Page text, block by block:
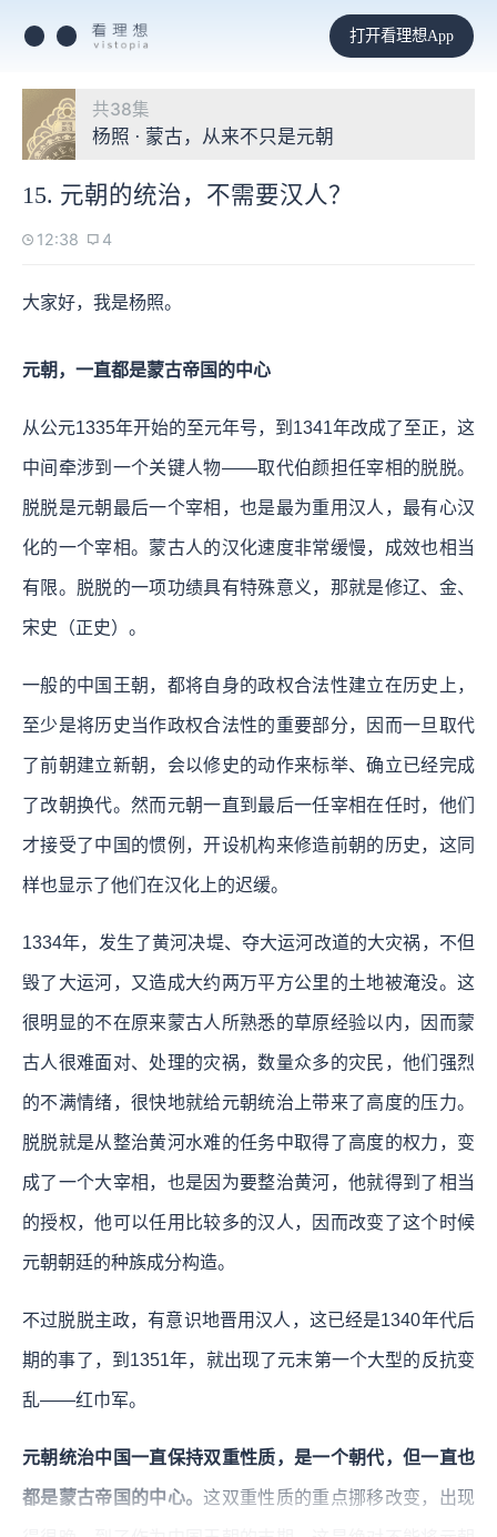
打开看理想App
共38集
杨照 · 蒙古，从来不只是元朝
15. 元朝的统治，不需要汉人？
12:38 4
大家好，我是杨照。
元朝，一直都是蒙古帝国的中心
从公元1335年开始的至元年号，到1341年改成了至正，这
中间牵涉到一个关键人物——取代伯颜担任宰相的脱脱。
脱脱是元朝最后一个宰相，也是最为重用汉人，最有心汉
化的一个宰相。蒙古人的汉化速度非常缓慢，成效也相当
有限。脱脱的一项功绩具有特殊意义，那就是修辽、金、
宋史（正史）。
一般的中国王朝，都将自身的政权合法性建立在历史上，
至少是将历史当作政权合法性的重要部分，因而一旦取代
了前朝建立新朝，会以修史的动作来标举、确立已经完成
了改朝换代。然而元朝一直到最后一任宰相在任时，他们
才接受了中国的惯例，开设机构来修造前朝的历史，这同
样也显示了他们在汉化上的迟缓。
1334年，发生了黄河决堤、夺大运河改道的大灾祸，不但
毁了大运河，又造成大约两万平方公里的土地被淹没。这
很明显的不在原来蒙古人所熟悉的草原经验以内，因而蒙
古人很难面对、处理的灾祸，数量众多的灾民，他们强烈
的不满情绪，很快地就给元朝统治上带来了高度的压力。
脱脱就是从整治黄河水难的任务中取得了高度的权力，变
成了一个大宰相，也是因为要整治黄河，他就得到了相当
的授权，他可以任用比较多的汉人，因而改变了这个时候
元朝朝廷的种族成分构造。
不过脱脱主政，有意识地晋用汉人，这已经是1340年代后
期的事了，到1351年，就出现了元末第一个大型的反抗变
乱——红巾军。
元朝统治中国一直保持双重性质，是一个朝代，但一直也
都是蒙古帝国的中心。 这双重性质的重点挪移改变，出现